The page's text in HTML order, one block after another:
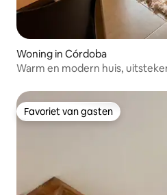
Woning in Córdoba
Warm en modern huis,
Favoriet van gasten
Favoriet van gasten